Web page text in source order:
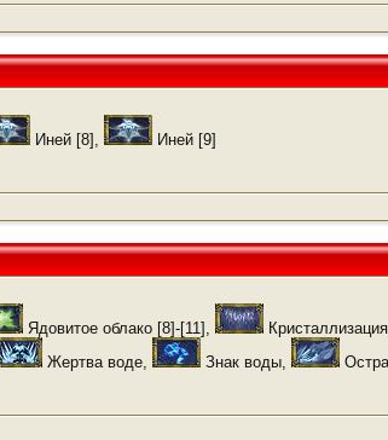
Иней [8],
Иней [9]
Ядовитое облако [8]-[11],
Жертва воде, Знак воды,